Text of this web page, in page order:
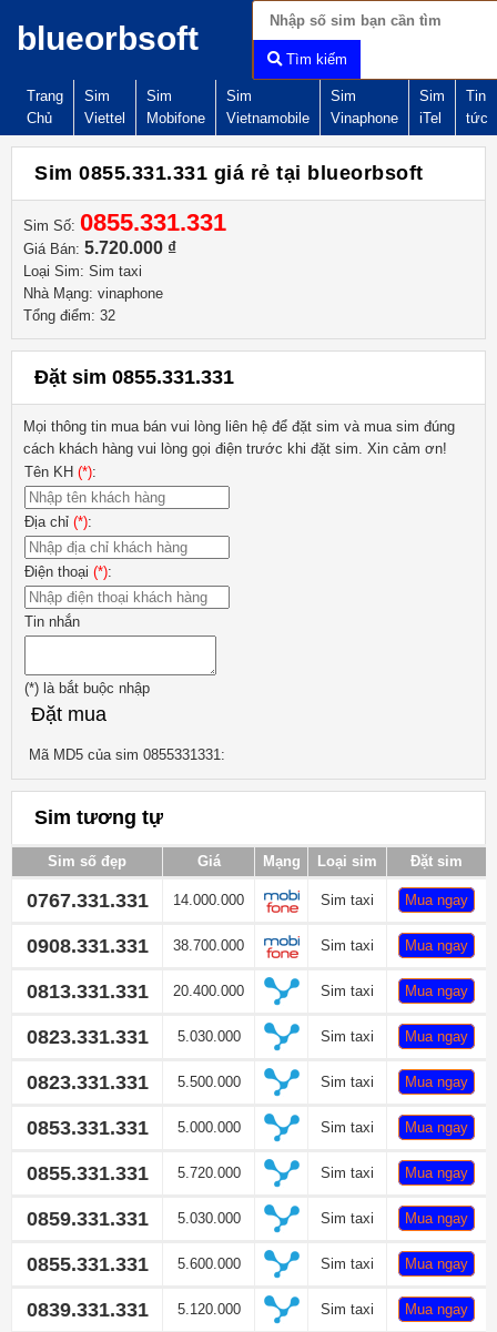
blueorbsoft
Tìm kiếm
Trang
Chủ
Sim
Viettel
Sim
Mobifone
Sim
Vietnamobile
Sim
Vinaphone
Sim
iTel
Tin
tức
Sim 0855.331.331 giá rẻ tại blueorbsoft
Sim Số: 0855.331.331
Giá Bán: 5.720.000 ₫
Loại Sim: Sim taxi
Nhà Mạng: vinaphone
Tổng điểm: 32
Đặt sim 0855.331.331
Mọi thông tin mua bán vui lòng liên hệ để đặt sim và mua sim đúng
cách khách hàng vui lòng gọi điện trước khi đặt sim. Xin cảm ơn!
Tên KH (*):
Địa chỉ (*):
Điện thoại (*):
Tin nhắn
(*) là bắt buộc nhập
Đặt mua
Mã MD5 của sim 0855331331:
Sim tương tự
Sim số đẹp Giá Mạng Loại sim Đặt sim
0767.331.331 14.000.000 Sim taxi Mua ngay
0908.331.331 38.700.000 Sim taxi Mua ngay
0813.331.331 20.400.000 Sim taxi Mua ngay
0823.331.331 5.030.000 Sim taxi Mua ngay
0823.331.331 5.500.000 Sim taxi Mua ngay
0853.331.331 5.000.000 Sim taxi Mua ngay
0855.331.331 5.720.000 Sim taxi Mua ngay
0859.331.331 5.030.000 Sim taxi Mua ngay
0855.331.331 5.600.000 Sim taxi Mua ngay
0839.331.331 5.120.000 Sim taxi Mua ngay